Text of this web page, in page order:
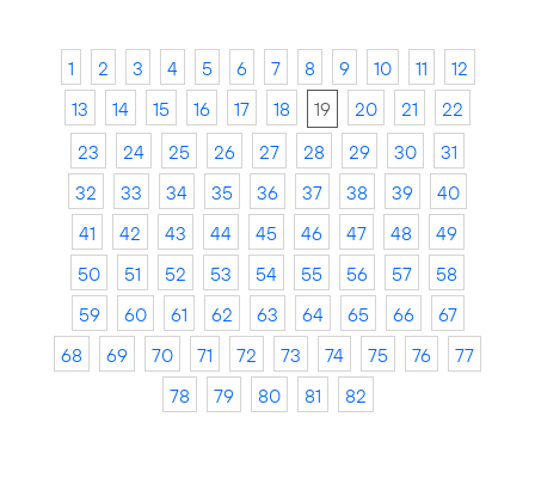
1 2 3 4 5 6 7 8 9 10 11
12
13
14 15 16 17 18 19 20 21
22
23
24 25 26 27 28 29 30
31
32
33 34 35 36 37 38 39
40
41
42 43 44 45 46 47 48
49
50
51 52 53 54 55 56 57
58
59
60 61 62 63 64 65 66
67
68
69 70 71 72 73 74 75 76
77
78
79 80 81 82